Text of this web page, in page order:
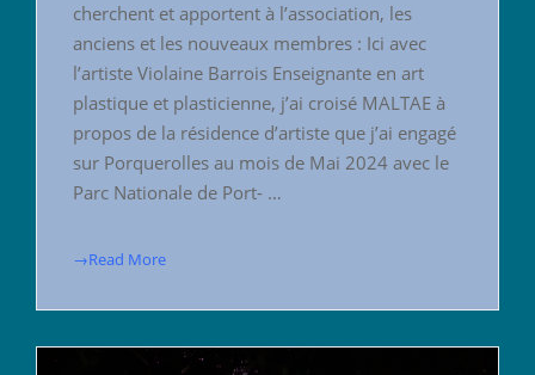
cherchent et apportent à l’association, les
anciens et les nouveaux membres : Ici avec
l’artiste Violaine Barrois Enseignante en art
plastique et plasticienne, j’ai croisé MALTAE à
propos de la résidence d’artiste que j’ai engagé
sur Porquerolles au mois de Mai 2024 avec le
Parc Nationale de Port- …
→Read More